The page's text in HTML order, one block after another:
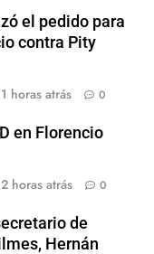
el pedido para
contra Pity
horas atrás 0
en Florencio
horas atrás 0
de
Hernán